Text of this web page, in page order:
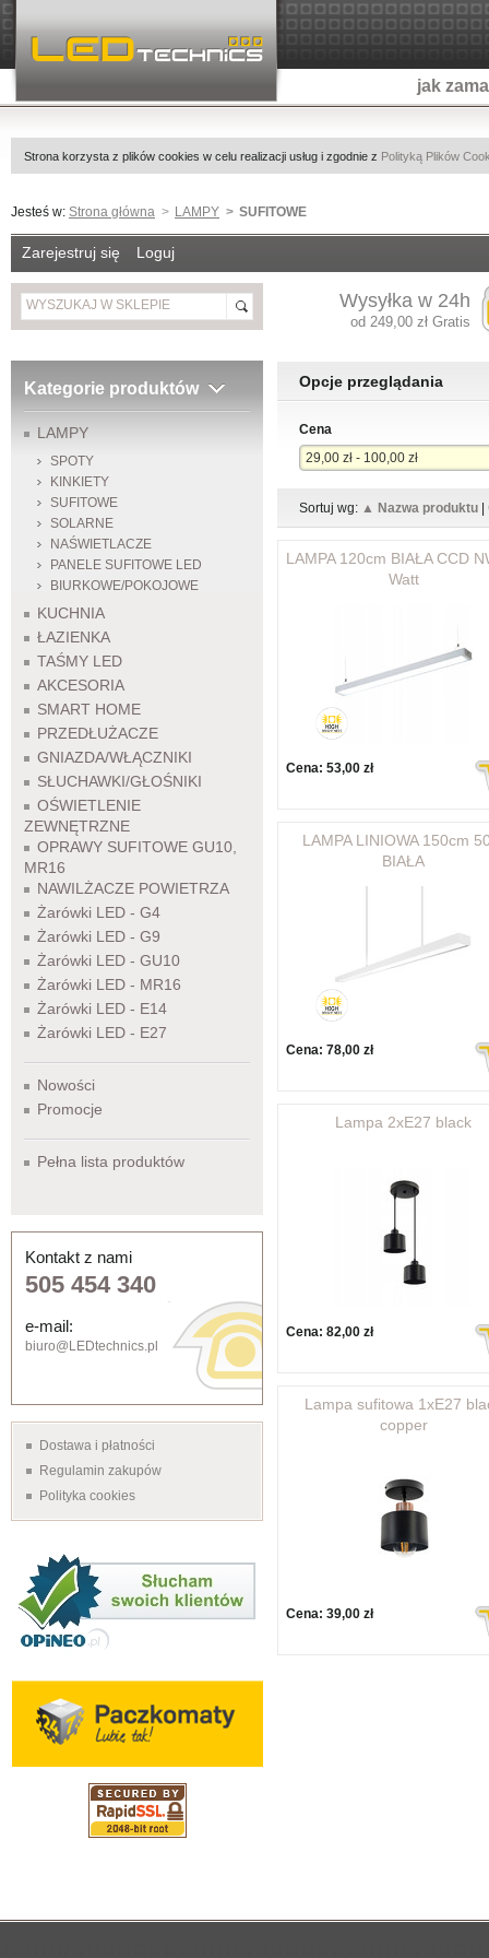
jak
Strona korzysta z plików cookies w celu realizacji usług i zgodnie z Polityką Plików
Jesteś w: Strona główna LAMPY SUFITOWE
Zarejestruj się Loguj
Wysyłka w 24h
od 249,00 zł Gratis
Kategorie produktów
LAMPY
SPOTY
KINKIETY
SUFITOWE
SOLARNE
NAŚWIETLACZE
PANELE SUFITOWE LED
BIURKOWE/POKOJOWE
KUCHNIA
ŁAZIENKA
TAŚMY LED
AKCESORIA
SMART HOME
PRZEDŁUŻACZE
GNIAZDA/WŁĄCZNIKI
SŁUCHAWKI/GŁOŚNIKI
OŚWIETLENIE
ZEWNĘTRZNE
OPRAWY SUFITOWE GU10,
MR16
NAWILŻACZE POWIETRZA
Żarówki LED - G4
Żarówki LED - G9
Żarówki LED - GU10
Żarówki LED - MR16
Żarówki LED - E14
Żarówki LED - E27
Nowości
Promocje
Pełna lista produktów
Kontakt z nami
505 454 340
e-mail:
biuro@LEDtechnics.pl
Dostawa i płatności
Regulamin zakupów
Polityka cookies
Opcje przeglądania
Cena
29,00 zł - 100,00 zł
Sortuj wg: ▲ Nazwa produktu
LAMPA 120cm BIAŁA CCD
Watt
Cena: 53,00 zł
LAMPA LINIOWA 150cm
BIAŁA
Cena: 78,00 zł
Lampa 2xE27 black
Cena: 82,00 zł
Lampa sufitowa 1xE27
copper
Cena: 39,00 zł